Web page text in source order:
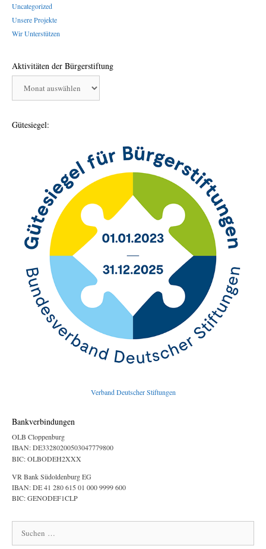
Uncategorized
Unsere Projekte
Wir Unterstützen
Aktivitäten der Bürgerstiftung
Bürgerstiftung
Gütesiegel:
Verband Deutscher Stiftungen
Bankverbindungen
OLB Cloppenburg
IBAN: DE33280200503047779800
BIC: OLBODEH2XXX
VR Bank Südoldenburg EG
IBAN: DE 41 280 615 01 000 9999 600
BIC: GENODEF1CLP
nach: